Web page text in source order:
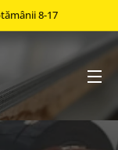
8-17